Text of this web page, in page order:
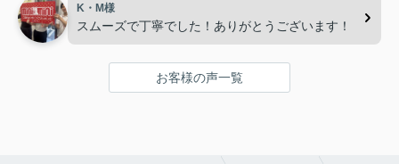
K・M様
スムーズで丁寧でした！ありがとうございます！
お客様の声一覧